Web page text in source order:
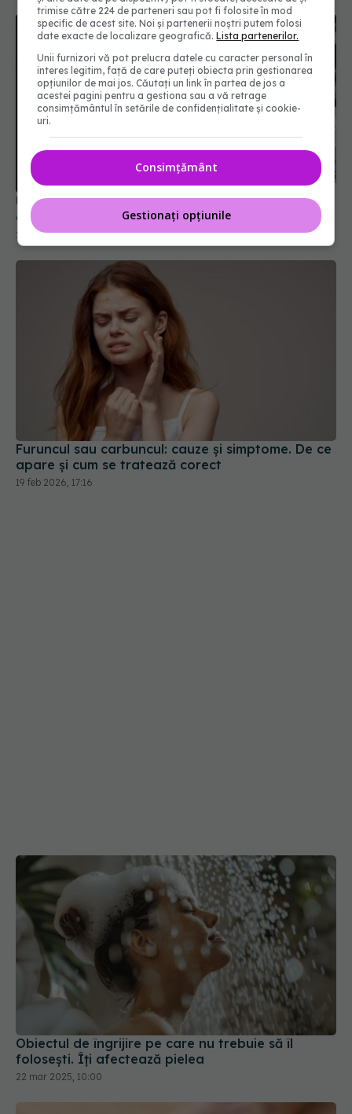
Un fruct banal ar putea ajuta pielea să se apere
de soare
26 iun 2026, 12:11
Furuncul sau carbuncul: cauze și simptome. De ce
apare și cum se tratează corect
19 feb 2026, 17:16
Obiectul de îngrijire pe care nu trebuie să îl
folosești. Îți afectează pielea
22 mar 2025, 10:00
trimise către 224 de parteneri sau pot fi folosite în mod
specific de acest site. Noi și partenerii noștri putem folosi
date exacte de localizare geografică.Lista partenerilor.
Unii furnizori vă pot prelucra datele cu caracter personal în
interes legitim, față de care puteți obiecta prin gestionarea
opțiunilor de mai jos. Căutați un link în partea de jos a
acestei pagini pentru a gestiona sau a vă retrage
consimțământul în setările de confidențialitate și cookie-
uri.
Consimțământ
Gestionați opțiunile